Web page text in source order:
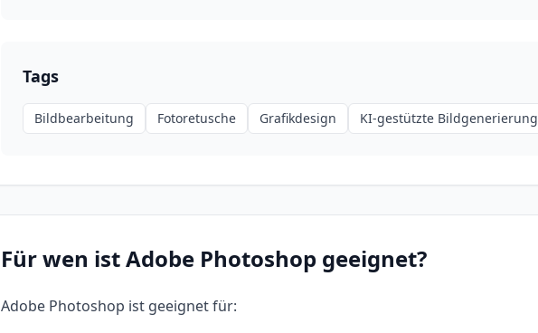
Tags
Bildbearbeitung Fotoretusche Grafikdesign KI-gestützte Bildgenerierung
Für wen istAdobe Photoshop geeignet?
Adobe Photoshop ist geeignet für: